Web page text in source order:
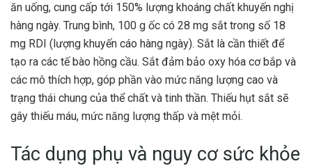
ăn uống, cung cấp tới 150% lượng khoáng chất khuyến nghị
hàng ngày. Trung bình, 100 g ốc có 28 mg sắt trong số 18
mg RDI (lượng khuyến cáo hàng ngày). Sắt là cần thiết để
tạo ra các tế bào hồng cầu. Sắt đảm bảo oxy hóa cơ bắp và
các mô thích hợp, góp phần vào mức năng lượng cao và
trạng thái chung của thể chất và tinh thần. Thiếu hụt sắt sẽ
gây thiếu máu, mức năng lượng thấp và mệt mỏi.
Tác dụng phụ và nguy cơ sức khỏe